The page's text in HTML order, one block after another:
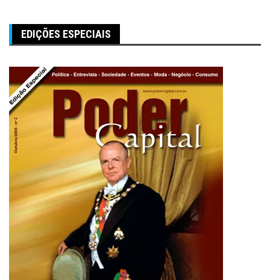
EDIÇÕES ESPECIAIS